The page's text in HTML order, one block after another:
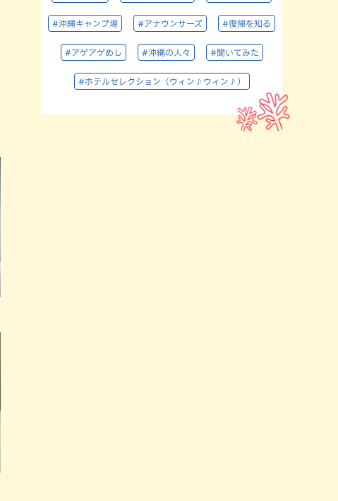
#沖縄キャンプ場 #アナウンサーズ #復帰を知る
#アゲアゲめし #沖縄の人々 #聞いてみた
#ホテルセレクション（ウィン♪ウィン♪）